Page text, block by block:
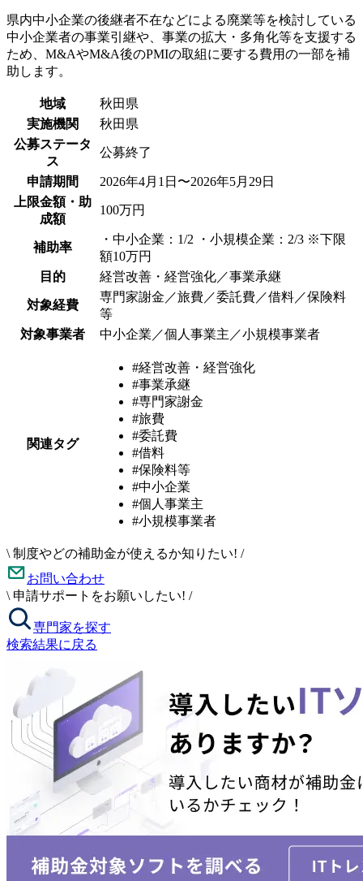
県内中小企業の後継者不在などによる廃業等を検討している
中小企業者の事業引継や、事業の拡大・多角化等を支援する
ため、M&AやM&A後のPMIの取組に要する費用の一部を補
助します。
地域
秋田県
実施機関
秋田県
公募ステータ
ス
公募終了
申請期間
2026年4月1日〜2026年5月29日
上限金額・助
成額
100万円
補助率
・中小企業：1/2 ・小規模企業：2/3 ※下限
額10万円
目的
経営改善・経営強化／事業承継
対象経費
専門家謝金／旅費／委託費／借料／保険料
等
対象事業者
中小企業／個人事業主／小規模事業者
関連タグ
#経営改善・経営強化
#事業承継
#専門家謝金
#旅費
#委託費
#借料
#保険料等
#中小企業
#個人事業主
#小規模事業者
\ 制度やどの補助金が使えるか知りたい! /
お問い合わせ
\ 申請サポートをお願いしたい! /
専門家を探す
検索結果に戻る